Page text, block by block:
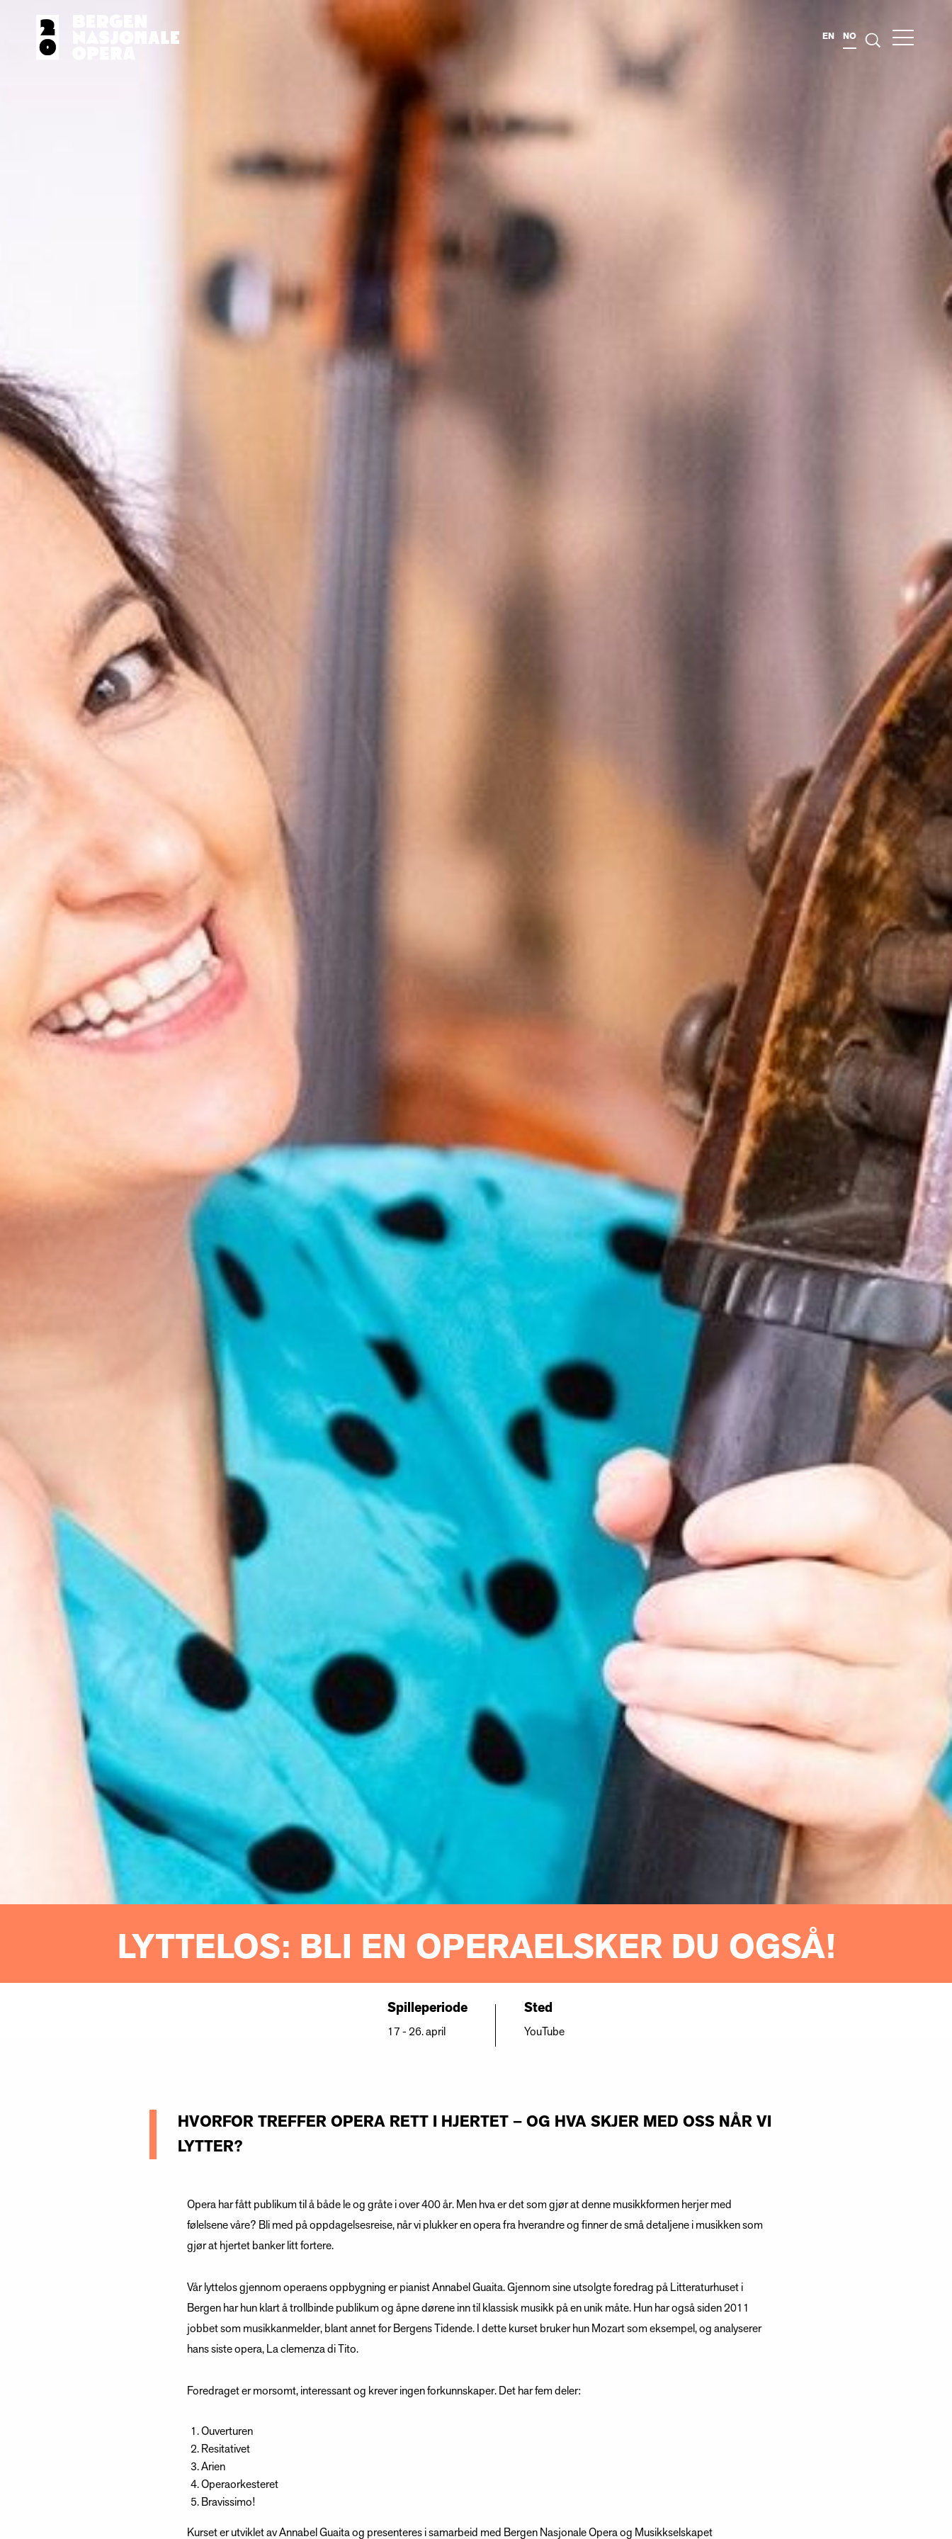
EN NO
LYTTELOS: BLI EN OPERAELSKER DU OGSÅ!
Spilleperiode
17 - 26. april
Sted
YouTube
HVORFOR TREFFER OPERA RETT I HJERTET – OG HVA SKJER MED OSS NÅR VI
LYTTER?
Opera har fått publikum til å både le og gråte i over 400 år. Men hva er det som gjør at denne musikkformen herjer med
følelsene våre? Bli med på oppdagelsesreise, når vi plukker en opera fra hverandre og finner de små detaljene i musikken som
gjør at hjertet banker litt fortere.
Vår lyttelos gjennom operaens oppbygning er pianist Annabel Guaita. Gjennom sine utsolgte foredrag på Litteraturhuset i
Bergen har hun klart å trollbinde publikum og åpne dørene inn til klassisk musikk på en unik måte. Hun har også siden 2011
jobbet som musikkanmelder, blant annet for Bergens Tidende. I dette kurset bruker hun Mozart som eksempel, og analyserer
hans siste opera, La clemenza di Tito.
Foredraget er morsomt, interessant og krever ingen forkunnskaper. Det har fem deler:
Ouverturen
Resitativet
Arien
Operaorkesteret
Bravissimo!
Kurset er utviklet av Annabel Guaita og presenteres i samarbeid med Bergen Nasjonale Opera og Musikkselskapet